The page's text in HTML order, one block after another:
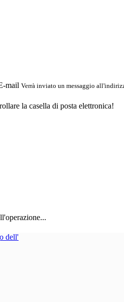
mail Verrà inviato un messaggio
la casella di posta elettronica!